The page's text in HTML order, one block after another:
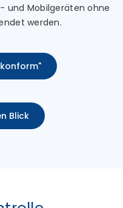
und Mobilgeräten ohne
werden.
Blick